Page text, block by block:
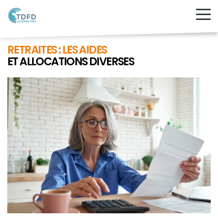
RETRAITES : LES AIDES
ET ALLOCATIONS DIVERSES